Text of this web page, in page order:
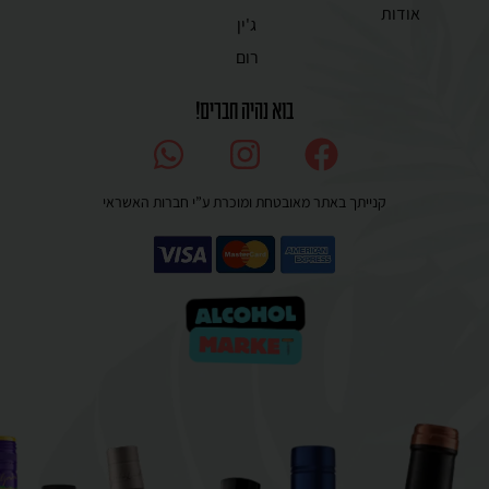
ג'ין
רום
אודות
בוא נהיה חברים!
קנייתך באתר מאובטחת ומוכרת ע”י חברות האשראי